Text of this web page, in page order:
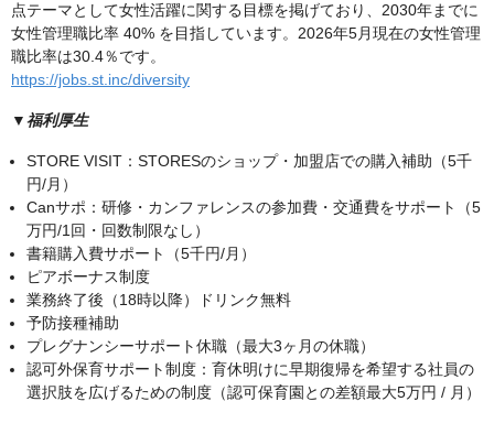
点テーマとして女性活躍に関する目標を掲げており、2030年までに
女性管理職比率 40% を目指しています。2026年5月現在の女性管理
職比率は30.4％です。
https://jobs.st.inc/diversity
▼福利厚生
STORE VISIT：STORESのショップ・加盟店での購入補助（5千
円/月）
Canサポ：研修・カンファレンスの参加費・交通費をサポート（5
万円/1回・回数制限なし）
書籍購入費サポート（5千円/月）
ピアボーナス制度
業務終了後（18時以降）ドリンク無料
予防接種補助
プレグナンシーサポート休職（最大3ヶ月の休職）
認可外保育サポート制度‍：育休明けに早期復帰を希望する社員の
選択肢を広げるための制度（認可保育園との差額最大5万円 / 月）